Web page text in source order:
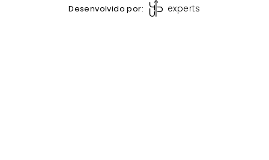
Desenvolvido por:
experts